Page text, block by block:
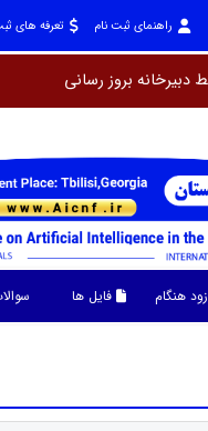
راهنمای ثبت نام تعرفه های
هنگام فایل ها